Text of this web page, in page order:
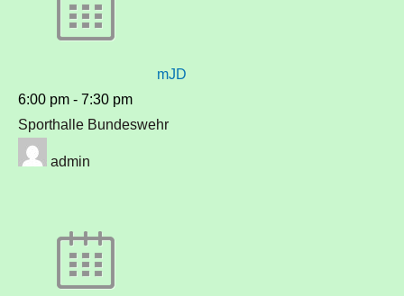
mJD
6:00 pm - 7:30 pm
Sporthalle Bundeswehr
admin